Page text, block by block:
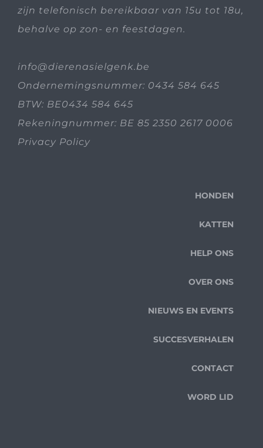
zijn telefonisch bereikbaar van 15u tot 18u,
behalve op zon- en feestdagen.
info@dierenasielgenk.be
Ondernemingsnummer: 0434 584 645
BTW: BE0434 584 645
Rekeningnummer: BE 85 2350 2617 0006
Privacy Policy
HONDEN
KATTEN
HELP ONS
OVER ONS
NIEUWS EN EVENTS
SUCCESVERHALEN
CONTACT
WORD LID